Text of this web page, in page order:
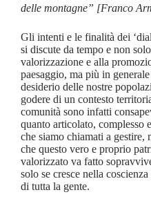
delle montagne” [Franco
Gli intenti e le finalità dei
si discute da tempo e non
valorizzazione e alla
paesaggio, ma più in
desiderio delle nostre
godere di un contesto
comunità sono infatti
quanto articolato, complesso
che siamo chiamati a gestire,
che questo vero e proprio
valorizzato va fatto
solo se cresce nella
di tutta la gente.